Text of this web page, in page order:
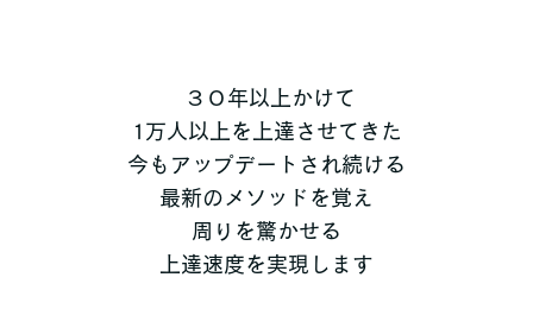
３０年以上かけて
1万人以上を上達させてきた
今もアップデートされ続ける
最新のメソッドを覚え
周りを驚かせる
上達速度を実現します